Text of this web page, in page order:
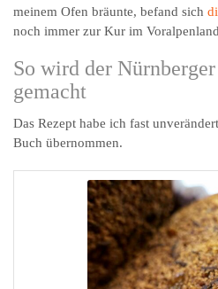
meinem Ofen bräunte, befand sich
noch immer zur Kur im
So wird der
gemacht
Das Rezept habe ich fast
Buch übernommen.